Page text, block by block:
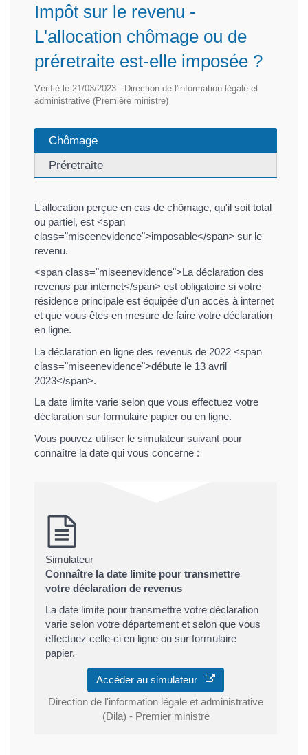
Impôt sur le revenu -
L'allocation chômage ou de
préretraite est-elle imposée ?
Vérifié le 21/03/2023 - Direction de l'information légale et
administrative (Première ministre)
Chômage
Préretraite
L'allocation perçue en cas de chômage, qu'il soit total
ou partiel, est <span
class="miseenevidence">imposable</span> sur le
revenu.
<span class="miseenevidence">La déclaration des
revenus par internet</span> est obligatoire si votre
résidence principale est équipée d'un accès à internet
et que vous êtes en mesure de faire votre déclaration
en ligne.
La déclaration en ligne des revenus de 2022 <span
class="miseenevidence">débute le 13 avril
2023</span>.
La date limite varie selon que vous effectuez votre
déclaration sur formulaire papier ou en ligne.
Vous pouvez utiliser le simulateur suivant pour
connaître la date qui vous concerne :
Simulateur
Connaître la date limite pour transmettre
votre déclaration de revenus
La date limite pour transmettre votre déclaration
varie selon votre département et selon que vous
effectuez celle-ci en ligne ou sur formulaire
papier.
Accéder au simulateur
Direction de l'information légale et administrative
(Dila) - Premier ministre